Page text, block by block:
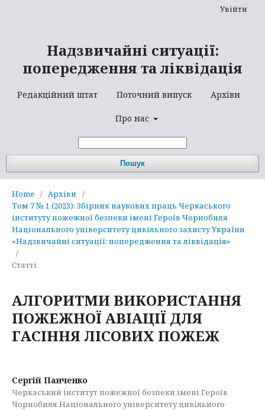
Надзвичайні ситуації:
попередження та ліквідація
Редакційний штат Поточний випуск Архіви
Про нас
Пошук
Увійти
Home / Архіви
/
Том 7 № 1 (2023): Збірник наукових праць Черкаського
інституту пожежної безпеки імені Героїв Чорнобиля
Національного університету цивільного захисту України
«Надзвичайні ситуації: попередження та ліквідація»
/
Статті
АЛГОРИТМИ ВИКОРИСТАННЯ
ПОЖЕЖНОЇ АВІАЦІЇ ДЛЯ
ГАСІННЯ ЛІСОВИХ ПОЖЕЖ
Сергій Панченко
Черкаський інститут пожежної безпеки імені Героїв
Чорнобиля Національного університету цивільного